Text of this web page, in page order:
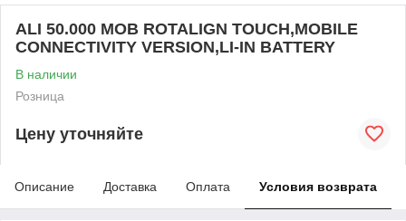
ALI 50.000 MOB ROTALIGN TOUCH,MOBILE
CONNECTIVITY VERSION,LI-IN BATTERY
В наличии
Розница
Цену уточняйте
Описание Доставка Оплата Условия возврата